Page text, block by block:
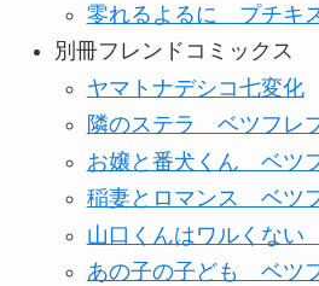
零れるよるに プチキ
別冊フレンドコミックス
ヤマトナデシコ七変化
隣のステラ ベツフレ
お嬢と番犬くん ベツ
稲妻とロマンス ベツ
山口くんはワルくな
あの子の子ども ベツ